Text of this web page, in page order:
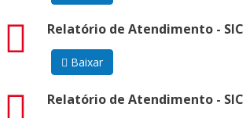
Relatório de Atendimento - SIC
pdf
Baixar
Relatório de Atendimento - SIC
pdf